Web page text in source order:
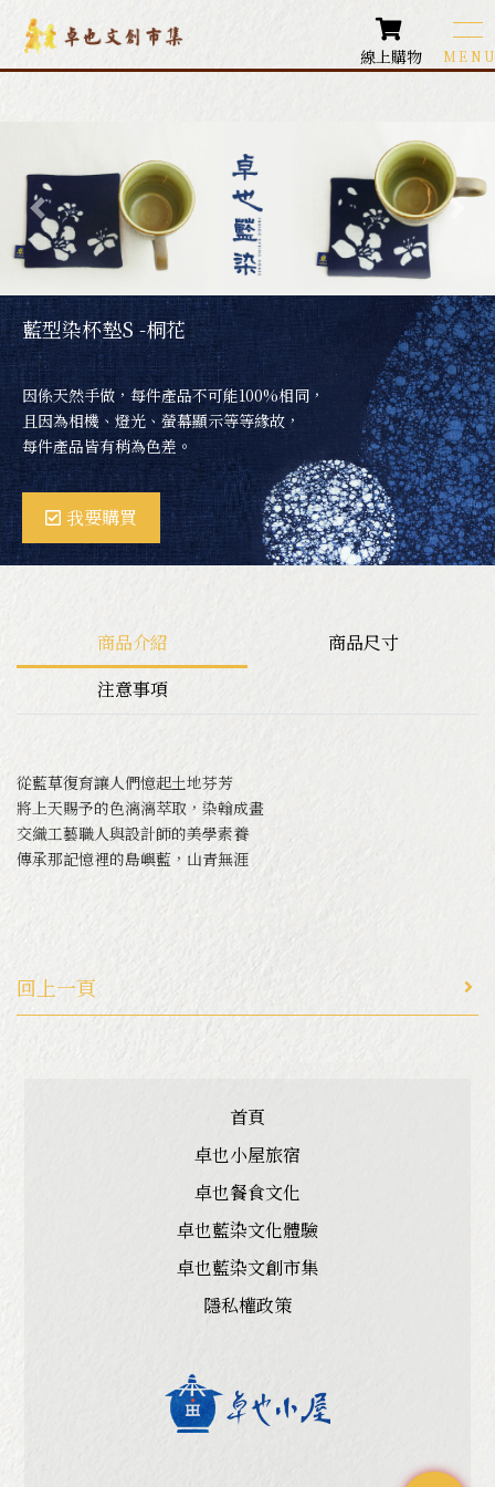
線上購物
卓也文創商品 Products
配件飾品
各式包款
生活小物
居家生活
藍染鞋款
ＤIY體驗
關於卓也文創
藍型染杯墊S -桐花
因係天然手做，每件產品不可能100%相同，
且因為相機、燈光、螢幕顯示等等緣故，
每件產品皆有稍為色差。
我要購買
商品介紹
商品尺寸
注意事項
從藍草復育讓人們憶起土地芬芳
將上天賜予的色漓漓萃取，染翰成畫
交織工藝職人與設計師的美學素養
傳承那記憶裡的島嶼藍，山青無涯
回上一頁
首頁
卓也小屋旅宿
卓也餐食文化
卓也藍染文化體驗
卓也藍染文創市集
隱私權政策